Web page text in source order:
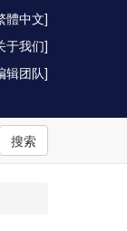
體中文]
于我们]
辑团队]
搜索